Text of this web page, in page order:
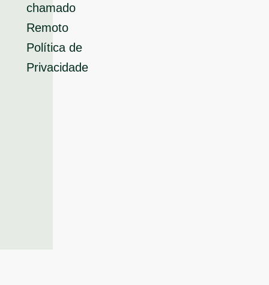
chamado
Remoto
Política de
Privacidade